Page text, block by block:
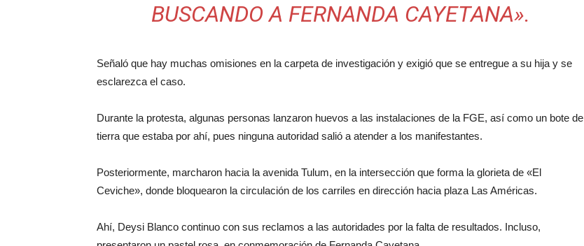
BUSCANDO A FERNANDA CAYETANA».
Señaló que hay muchas omisiones en la carpeta de investigación y exigió que se entregue a su hija y se
esclarezca el caso.
Durante la protesta, algunas personas lanzaron huevos a las instalaciones de la FGE, así como un bote de
tierra que estaba por ahí, pues ninguna autoridad salió a atender a los manifestantes.
Posteriormente, marcharon hacia la avenida Tulum, en la intersección que forma la glorieta de «El
Ceviche», donde bloquearon la circulación de los carriles en dirección hacia plaza Las Américas.
Ahí, Deysi Blanco continuo con sus reclamos a las autoridades por la falta de resultados. Incluso,